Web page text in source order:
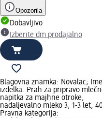
Opozorila
Dobavljivo
Izberite dm prodajalno
Blagovna znamka: Novalac; Ime
izdelka: Prah za pripravo
napitka za majhne otroke,
nadaljevalno mleko 3, 1-3 let,
Pravna kategorija: